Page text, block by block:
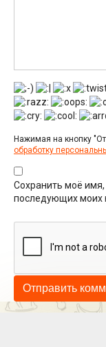
Нажимая на кнопку
обработку
Сохранить моё имя,
последующих моих